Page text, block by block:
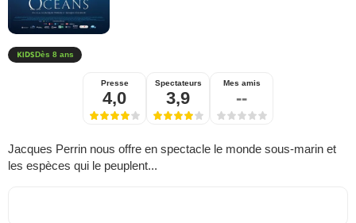
Dès 8 ans
Presse
4,0
Spectateurs
3,9
Mes amis
--
Jacques Perrin nous offre en spectacle le monde sous-marin et
les espèces qui le peuplent...